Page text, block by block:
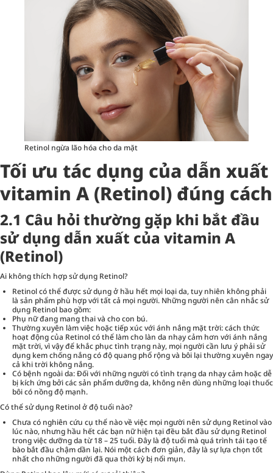
Retinol ngừa lão hóa cho da mặt
Tối ưu tác dụng của dẫn xuất
vitamin A (Retinol) đúng cách
2.1 Câu hỏi thường gặp khi bắt đầu
sử dụng dẫn xuất của vitamin A
(Retinol)
Ai không thích hợp sử dụng Retinol?
Retinol có thể được sử dụng ở hầu hết mọi loại da, tuy nhiên không phải
là sản phẩm phù hợp với tất cả mọi người. Những người nên cân nhắc sử
dụng Retinol bao gồm:
Phụ nữ đang mang thai và cho con bú.
Thường xuyên làm việc hoặc tiếp xúc với ánh nắng mặt trời: cách thức
hoạt động của Retinol có thể làm cho làn da nhạy cảm hơn với ánh nắng
mặt trời, vì vậy để khắc phục tình trạng này, mọi người cần lưu ý phải sử
dụng kem chống nắng có độ quang phổ rộng và bôi lại thường xuyên ngay
cả khi trời không nắng.
Có bệnh ngoài da: Đối với những người có tình trạng da nhạy cảm hoặc dễ
bị kích ứng bởi các sản phẩm dưỡng da, không nên dùng những loại thuốc
bôi có nồng độ mạnh.
Có thể sử dụng Retinol ở độ tuổi nào?
Chưa có nghiên cứu cụ thể nào về việc mọi người nên sử dụng Retinol vào
lúc nào, nhưng hầu hết các bạn nữ hiện tại đều bắt đầu sử dụng Retinol
trong việc dưỡng da từ 18 – 25 tuổi. Đây là độ tuổi mà quá trình tái tạo tế
bào bắt đầu chậm dần lại. Nói một cách đơn giản, đây là sự lựa chọn tốt
nhất cho những người đã qua thời kỳ bị nổi mụn.